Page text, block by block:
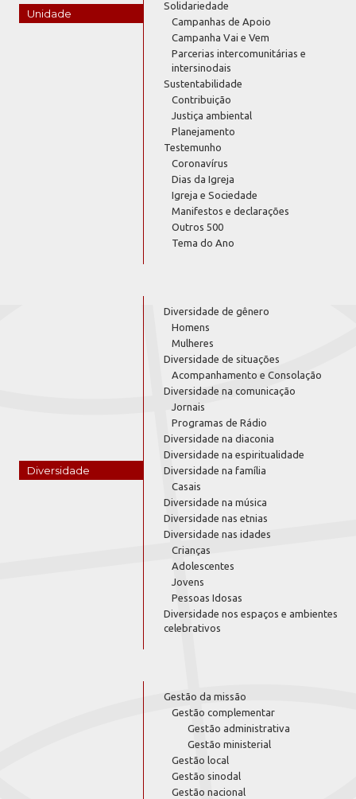
Unidade
Solidariedade
Campanhas de Apoio
Campanha Vai e Vem
Parcerias intercomunitárias e
intersinodais
Sustentabilidade
Contribuição
Justiça ambiental
Planejamento
Testemunho
Coronavírus
Dias da Igreja
Igreja e Sociedade
Manifestos e declarações
Outros 500
Tema do Ano
Diversidade
Diversidade de gênero
Homens
Mulheres
Diversidade de situações
Acompanhamento e Consolação
Diversidade na comunicação
Jornais
Programas de Rádio
Diversidade na diaconia
Diversidade na espiritualidade
Diversidade na família
Casais
Diversidade na música
Diversidade nas etnias
Diversidade nas idades
Crianças
Adolescentes
Jovens
Pessoas Idosas
Diversidade nos espaços e ambientes
celebrativos
Gestão da missão
Gestão complementar
Gestão administrativa
Gestão ministerial
Gestão local
Gestão sinodal
Gestão nacional